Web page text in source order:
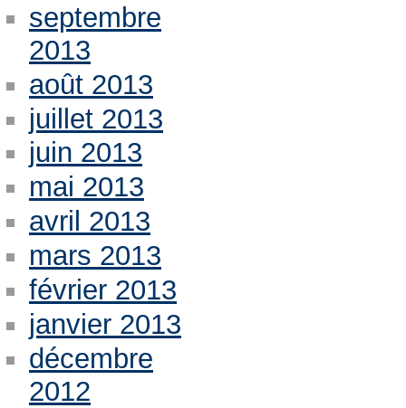
septembre
2013
août 2013
juillet 2013
juin 2013
mai 2013
avril 2013
mars 2013
février 2013
janvier 2013
décembre
2012